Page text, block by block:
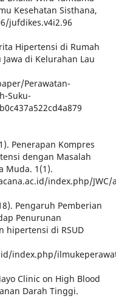
Kesehatan Sisthana,
jufdikes.v4i2.96
Hipertensi di Rumah
di Kelurahan Lau
Perawatan-
Suku-
Penerapan Kompres
dengan Masalah
Muda. 1(1).
index.php/
Pengaruh Pemberian
Penurunan
hipertensi di RSUD
index.php/
Clinic on High Blood
Darah Tinggi.